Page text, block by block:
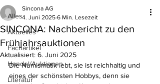
Alles
Aktuelles
Fachartikel
Handel/Auktionen
Literatur
SINCONA: Nachbericht zu den
Frühjahrsauktionen
Sincona AG
4. Juni 2025 6 Min. Lesezeit
Aktualisiert: 6. Juni 2025
Die Numismatik lebt, sie ist reichhaltig und
eines der schönsten Hobbys, denn sie